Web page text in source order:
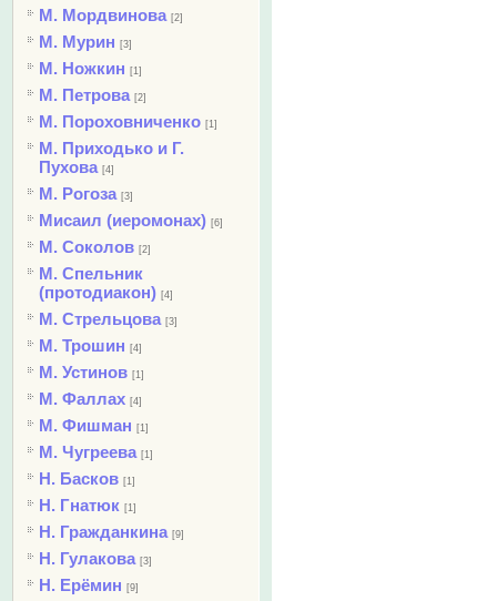
М. Мордвинова [2]
М. Мурин [3]
М. Ножкин [1]
М. Петрова [2]
М. Пороховниченко [1]
М. Приходько и Г.
Пухова [4]
М. Рогоза [3]
Мисаил (иеромонах) [6]
М. Соколов [2]
М. Спельник
(протодиакон) [4]
М. Стрельцова [3]
М. Трошин [4]
М. Устинов [1]
М. Фаллах [4]
М. Фишман [1]
М. Чугреева [1]
Н. Басков [1]
Н. Гнатюк [1]
Н. Гражданкина [9]
Н. Гулакова [3]
Н. Ерёмин [9]